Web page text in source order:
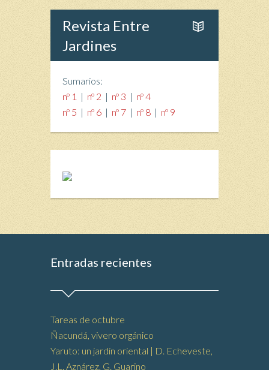
Revista Entre
Jardines
Sumarios:
nº 1 | nº 2 | nº 3 | nº 4
nº 5 | nº 6 | nº 7 | nº 8 | nº 9
Entradas recientes
Tareas de octubre
Ñacundá, vivero orgánico
Yaruto: un jardín oriental | D. Echeveste,
J.L. Aznárez, G. Guarino